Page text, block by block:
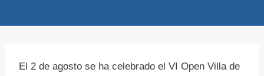
El 2 de agosto se ha celebrado el VI Open Villa de